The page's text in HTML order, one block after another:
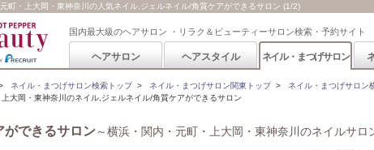
町・上大岡・東神奈川の人気ネイル,ジェルネイル/角質ケアができるサロン (1/2)
国内最大級のヘアサロン ・リラク＆ビューティーサロン検索・予約サイト
ヘアサロン ヘアスタイル ネイル・まつげサロン
ネイル・まつげサロン検索トップ> ネイル・まつげサロン関東トップ> ネイル・まつげサロン
上大岡・東神奈川のネイル,ジェルネイル/角質ケアができるサロン
ができるサロン～横浜・関内・元町・上大岡・東神奈川のネイルサロ